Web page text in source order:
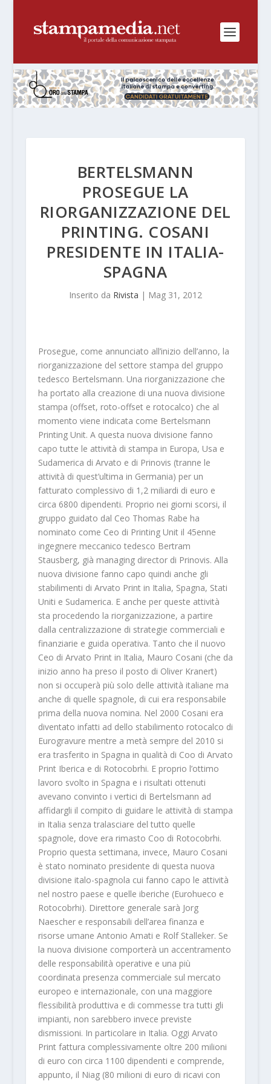
BERTELSMANN
PROSEGUE LA
RIORGANIZZAZIONE DEL
PRINTING. COSANI
PRESIDENTE IN ITALIA-
SPAGNA
Inserito da Rivista | Mag 31, 2012
Prosegue, come annunciato all’inizio dell’anno, la
riorganizzazione del settore stampa del gruppo
tedesco Bertelsmann. Una riorganizzazione che
ha portato alla creazione di una nuova divisione
stampa (offset, roto-offset e rotocalco) che al
momento viene indicata come Bertelsmann
Printing Unit. A questa nuova divisione fanno
capo tutte le attività di stampa in Europa, Usa e
Sudamerica di Arvato e di Prinovis (tranne le
attività di quest’ultima in Germania) per un
fatturato complessivo di 1,2 miliardi di euro e
circa 6800 dipendenti. Proprio nei giorni scorsi, il
gruppo guidato dal Ceo Thomas Rabe ha
nominato come Ceo di Printing Unit il 45enne
ingegnere meccanico tedesco Bertram
Stausberg, già managing director di Prinovis. Alla
nuova divisione fanno capo quindi anche gli
stabilimenti di Arvato Print in Italia, Spagna, Stati
Uniti e Sudamerica. E anche per queste attività
sta procedendo la riorganizzazione, a partire
dalla centralizzazione di strategie commerciali e
finanziarie e guida operativa. Tanto che il nuovo
Ceo di Arvato Print in Italia, Mauro Cosani (che da
inizio anno ha preso il posto di Oliver Kranert)
non si occuperà più solo delle attività italiane ma
anche di quelle spagnole, di cui era responsabile
prima della nuova nomina. Nel 2000 Cosani era
diventato infatti ad dello stabilimento rotocalco di
Eurogravure mentre a metà sempre del 2010 si
era trasferito in Spagna in qualità di Coo di Arvato
Print Iberica e di Rotocobrhi. E proprio l’ottimo
lavoro svolto in Spagna e i risultati ottenuti
avevano convinto i vertici di Bertelsmann ad
affidargli il compito di guidare le attività di stampa
in Italia senza tralasciare del tutto quelle
spagnole, dove era rimasto Coo di Rotocobrhi.
Proprio questa settimana, invece, Mauro Cosani
è stato nominato presidente di questa nuova
divisione italo-spagnola cui fanno capo le attività
nel nostro paese e quelle iberiche (Eurohueco e
Rotocobrhi). Direttore generale sarà Jorg
Naescher e responsabili dell’area finanza e
risorse umane Antonio Amati e Rolf Stalleker. Se
la nuova divisione comporterà un accentramento
delle responsabilità operative e una più
coordinata presenza commerciale sul mercato
europeo e internazionale, con una maggiore
flessibilità produttiva e di commesse tra tutti gli
impianti, non sarebbero invece previste
dismissioni. In particolare in Italia. Oggi Arvato
Print fattura complessivamente oltre 200 milioni
di euro con circa 1100 dipendenti e comprende,
appunto, il Niag (80 milioni di euro di ricavi con